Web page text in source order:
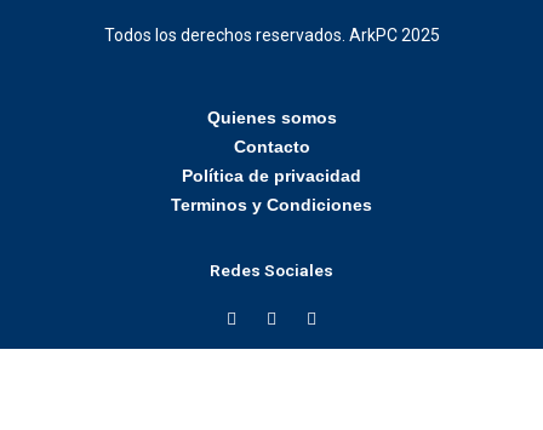
Todos los derechos reservados. ArkPC 2025
Quienes somos
Contacto
Política de privacidad
Terminos y Condiciones
Redes Sociales